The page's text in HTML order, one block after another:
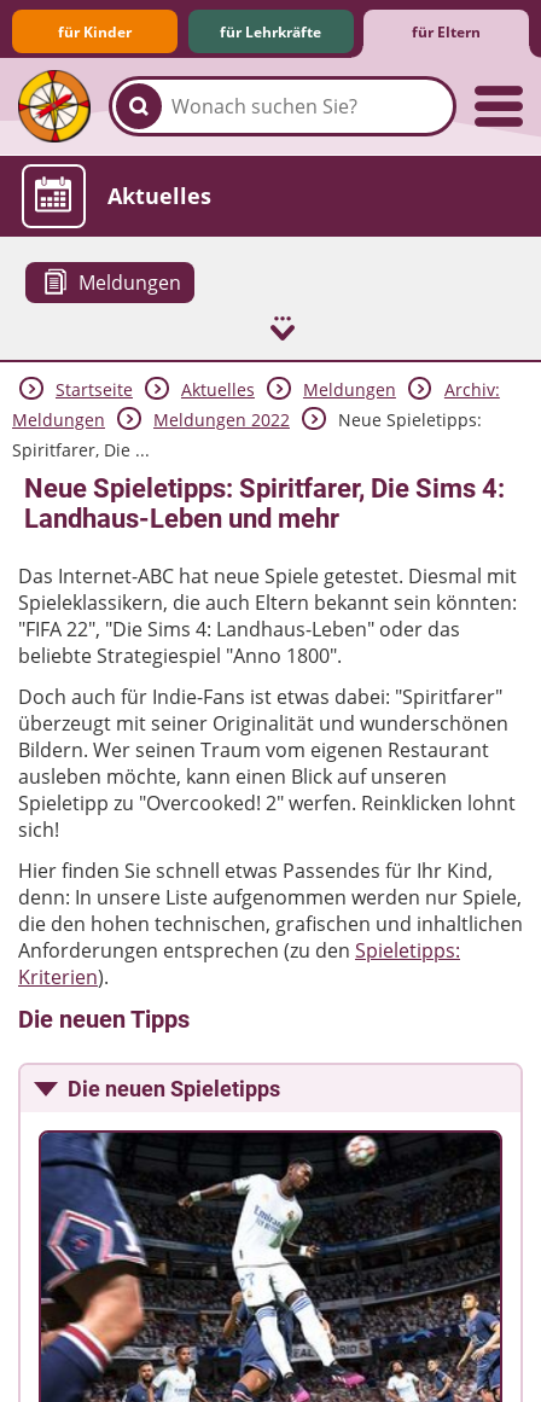
für Kinder für Lehrkräfte für Eltern
Familie & Medien
Spieletipps & Lernsoftware
Die Jüngsten im Netz
Lexikon
Aktuelles
Meldungen
Startseite Aktuelles Meldungen
Archiv:
Meldungen
Meldungen 2022
Neue Spieletipps:
Spiritfarer, Die ...
Neue Spieletipps: Spiritfarer, Die Sims 4:
Landhaus-Leben und mehr
Das Internet-ABC hat neue Spiele getestet. Diesmal mit
Spieleklassikern, die auch Eltern bekannt sein könnten:
"FIFA 22", "Die Sims 4: Landhaus-Leben" oder das
beliebte Strategiespiel "Anno 1800".
Doch auch für Indie-Fans ist etwas dabei: "Spiritfarer"
überzeugt mit seiner Originalität und wunderschönen
Bildern. Wer seinen Traum vom eigenen Restaurant
ausleben möchte, kann einen Blick auf unseren
Spieletipp zu "Overcooked! 2" werfen. Reinklicken lohnt
sich!
Hier finden Sie schnell etwas Passendes für Ihr Kind,
denn: In unsere Liste aufgenommen werden nur Spiele,
die den hohen technischen, grafischen und inhaltlichen
Anforderungen entsprechen (zu den Spieletipps:
Kriterien).
Die neuen Tipps
Die neuen Spieletipps